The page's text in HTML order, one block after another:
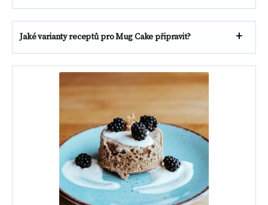
Jaké varianty receptů pro Mug Cake připravit?